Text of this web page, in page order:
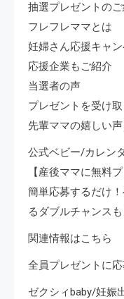
抽選プレゼントの
フレフレママとは
妊婦さん応援キャ
応援企業もご紹介
当選者の声
プレゼントを受け
先輩ママの嬉しい
公式ベビー/カレン
【産後ママに無料
簡単応募するだけ
るダブルチャンス
関連情報はこちら
全員プレゼントに
ゼクシィbaby/妊娠